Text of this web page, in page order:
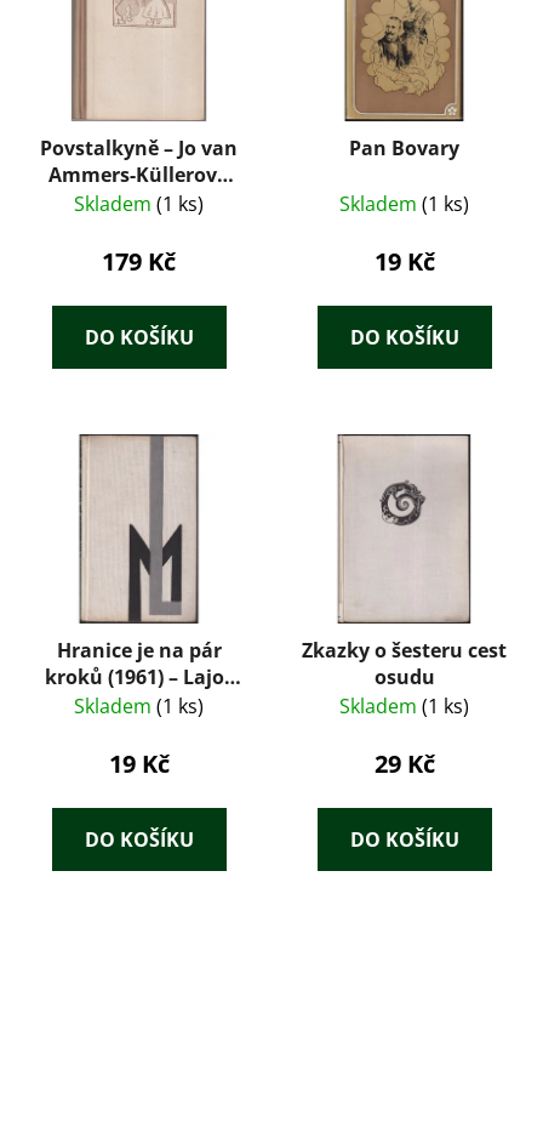
Povstalkyně – Jo van
Ammers-Küllerová
(1949)
Skladem (1 ks)
179 Kč
DO KOŠÍKU
Pan Bovary
Skladem (1 ks)
19 Kč
DO KOŠÍKU
Hranice je na pár
kroků (1961) – Lajos
Mesterházi
Skladem (1 ks)
19 Kč
DO KOŠÍKU
Zkazky o šesteru cest
osudu
Skladem (1 ks)
29 Kč
DO KOŠÍKU